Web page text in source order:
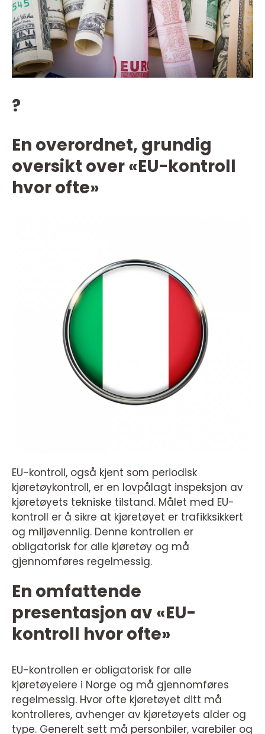
?
En overordnet, grundig
oversikt over «EU-kontroll
hvor ofte»
EU-kontroll, også kjent som periodisk
kjøretøykontroll, er en lovpålagt inspeksjon av
kjøretøyets tekniske tilstand. Målet med EU-
kontroll er å sikre at kjøretøyet er trafikksikkert
og miljøvennlig. Denne kontrollen er
obligatorisk for alle kjøretøy og må
gjennomføres regelmessig.
En omfattende
presentasjon av «EU-
kontroll hvor ofte»
EU-kontrollen er obligatorisk for alle
kjøretøyeiere i Norge og må gjennomføres
regelmessig. Hvor ofte kjøretøyet ditt må
kontrolleres, avhenger av kjøretøyets alder og
type. Generelt sett må personbiler, varebiler og